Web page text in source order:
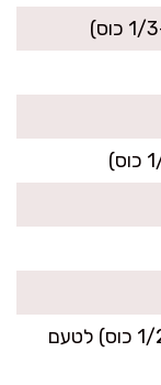
120 מ"ל מים חמים או קפה חם (כ-1/2 כוס) לטעם